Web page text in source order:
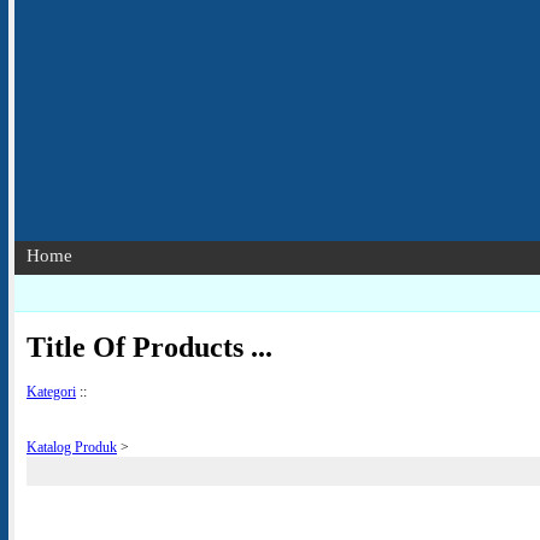
Home
Title Of Products ...
Kategori ::
Katalog Produk >